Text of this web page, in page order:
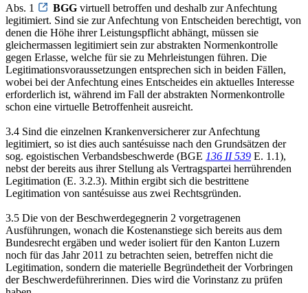
Abs. 1
BGG virtuell betroffen und deshalb zur Anfechtung
legitimiert. Sind sie zur Anfechtung von Entscheiden berechtigt, von
denen die Höhe ihrer Leistungspflicht abhängt, müssen sie
gleichermassen legitimiert sein zur abstrakten Normenkontrolle
gegen Erlasse, welche für sie zu Mehrleistungen führen. Die
Legitimationsvoraussetzungen entsprechen sich in beiden Fällen,
wobei bei der Anfechtung eines Entscheides ein aktuelles Interesse
erforderlich ist, während im Fall der abstrakten Normenkontrolle
schon eine virtuelle Betroffenheit ausreicht.
3.4 Sind die einzelnen Krankenversicherer zur Anfechtung
legitimiert, so ist dies auch santésuisse nach den Grundsätzen der
sog. egoistischen Verbandsbeschwerde (BGE 136 II 539 E. 1.1),
nebst der bereits aus ihrer Stellung als Vertragspartei herrührenden
Legitimation (E. 3.2.3). Mithin ergibt sich die bestrittene
Legitimation von santésuisse aus zwei Rechtsgründen.
3.5 Die von der Beschwerdegegnerin 2 vorgetragenen
Ausführungen, wonach die Kostenanstiege sich bereits aus dem
Bundesrecht ergäben und weder isoliert für den Kanton Luzern
noch für das Jahr 2011 zu betrachten seien, betreffen nicht die
Legitimation, sondern die materielle Begründetheit der Vorbringen
der Beschwerdeführerinnen. Dies wird die Vorinstanz zu prüfen